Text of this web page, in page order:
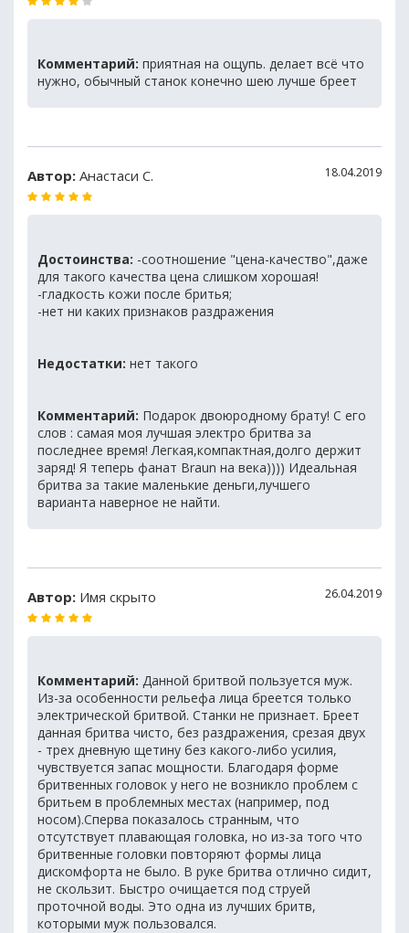
Комментарий: приятная на ощупь. делает всё что
нужно, обычный станок конечно шею лучше бреет
Автор: Анастаси С. 18.04.2019
Достоинства: -соотношение "цена-качество",даже
для такого качества цена слишком хорошая!
-гладкость кожи после бритья;
-нет ни каких признаков раздражения
Недостатки: нет такого
Комментарий: Подарок двоюродному брату! С его
слов : самая моя лучшая электро бритва за
последнее время! Легкая,компактная,долго держит
заряд! Я теперь фанат Braun на века)))) Идеальная
бритва за такие маленькие деньги,лучшего
варианта наверное не найти.
Автор: Имя скрыто 26.04.2019
Комментарий: Данной бритвой пользуется муж.
Из-за особенности рельефа лица бреется только
электрической бритвой. Станки не признает. Бреет
данная бритва чисто, без раздражения, срезая двух
- трех дневную щетину без какого-либо усилия,
чувствуется запас мощности. Благодаря форме
бритвенных головок у него не возникло проблем с
бритьем в проблемных местах (например, под
носом).Сперва показалось странным, что
отсутствует плавающая головка, но из-за того что
бритвенные головки повторяют формы лица
дискомфорта не было. В руке бритва отлично сидит,
не скользит. Быстро очищается под струей
проточной воды. Это одна из лучших бритв,
которыми муж пользовался.